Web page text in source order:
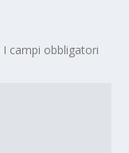
I campi obbligatori